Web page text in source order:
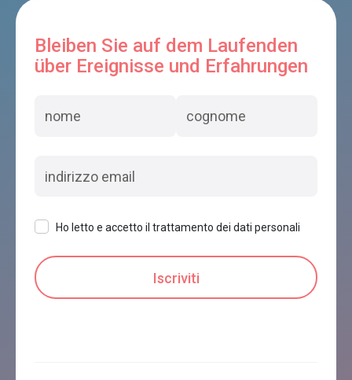
Bleiben Sie auf dem Laufenden
über Ereignisse und Erfahrungen
Ho letto e accetto il trattamento dei dati personali